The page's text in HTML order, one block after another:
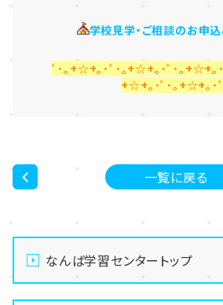
学校見学・ご相談のお申込
ﾟ･｡+☆+｡･ﾟ･｡+☆+｡･ﾟ･｡+☆+｡
+☆+｡･ﾟ･｡+☆+｡･
一覧に戻る
なんば学習センタートップ